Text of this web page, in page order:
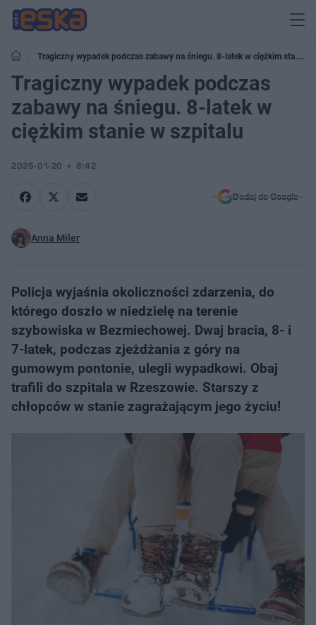
Tragiczny wypadek podczas zabawy na śniegu. 8-latek w ciężkim stanie
w szpitalu
Tragiczny wypadek podczas
zabawy na śniegu. 8-latek w
ciężkim stanie w szpitalu
2025-01-20 8:42
Dodaj do Google
Anna Miler
Policja wyjaśnia okoliczności zdarzenia, do
którego doszło w niedzielę na terenie
szybowiska w Bezmiechowej. Dwaj bracia, 8- i
7-latek, podczas zjeżdżania z góry na
gumowym pontonie, ulegli wypadkowi. Obaj
trafili do szpitala w Rzeszowie. Starszy z
chłopców w stanie zagrażającym jego życiu!